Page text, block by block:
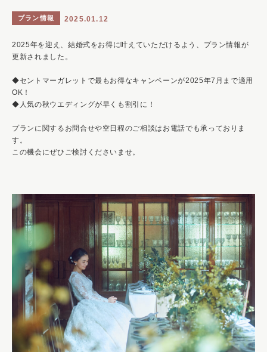
プラン情報 2025.01.12
2025年を迎え、結婚式をお得に叶えていただけるよう、プラン情報が
更新されました。
◆セントマーガレットで最もお得なキャンペーンが2025年7月まで適用
OK！
◆人気の秋ウエディングが早くも割引に！
プランに関するお問合せや空日程のご相談はお電話でも承っておりま
す。
この機会にぜひご検討くださいませ。